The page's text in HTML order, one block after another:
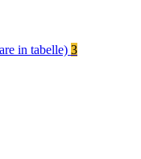
in tabelle) 3